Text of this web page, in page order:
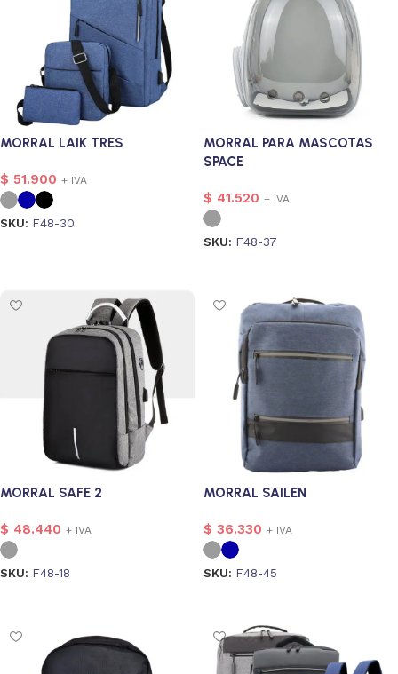
MORRAL LAIK TRES
$ 51.900 + IVA
SKU: F48-30
MORRAL PARA MASCOTAS
SPACE
$ 41.520 + IVA
SKU: F48-37
MORRAL SAFE 2
$ 48.440 + IVA
SKU: F48-18
MORRAL SAILEN
$ 36.330 + IVA
SKU: F48-45